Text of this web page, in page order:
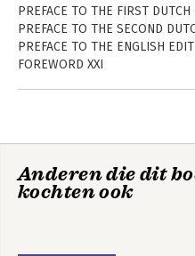
Een nieuwe
politieke formule
PREFACE TO THE FIRST
PREFACE TO THE SECOND
PREFACE TO THE ENGLISH
FOREWORD XXI
Chapter 3
FREEDOM IN CONTEXT:
Anderen die dit
kochten ook